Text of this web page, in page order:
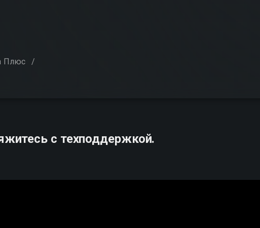
Плюс /
с техподдержкой.